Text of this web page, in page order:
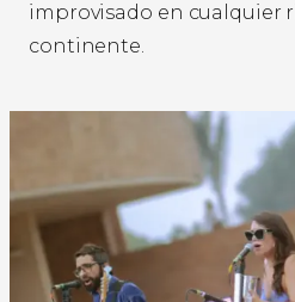
improvisado en cualquier
continente.